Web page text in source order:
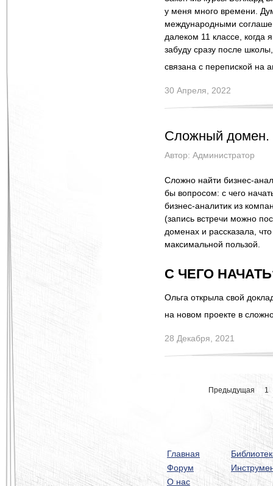
у меня много времени.
международными
далеком 11 классе, когда
забуду сразу после
связана с перепиской на
30 Апреля, 2022
Сложный домен.
Автор: Администратор
Сложно найти бизнес-
бы вопросом: с чего
бизнес-аналитик из
(запись встречи можно
доменах и рассказала,
максимальной пользой.
С ЧЕГО
Ольга открыла свой
на новом проекте в
28 Декабря, 2021
Предыдущая 1
Главная
Форум
О нас